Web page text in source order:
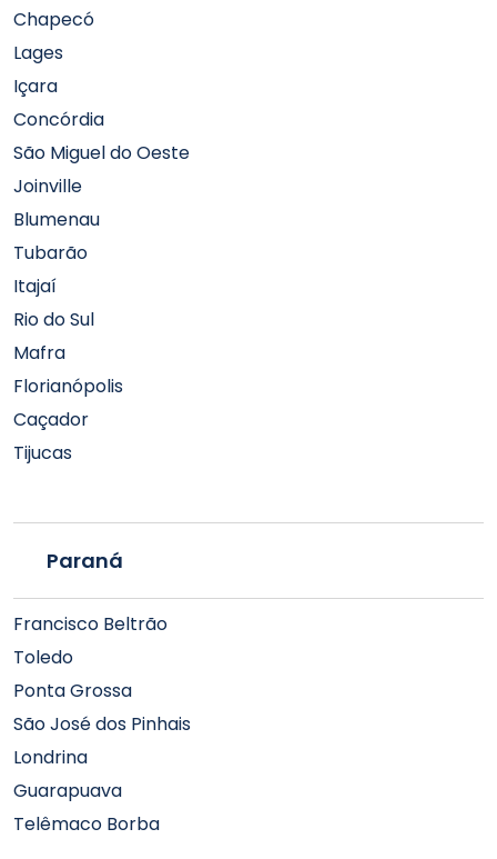
Chapecó
Lages
Içara
Concórdia
São Miguel do Oeste
Joinville
Blumenau
Tubarão
Itajaí
Rio do Sul
Mafra
Florianópolis
Caçador
Tijucas
Paraná
Francisco Beltrão
Toledo
Ponta Grossa
São José dos Pinhais
Londrina
Guarapuava
Telêmaco Borba